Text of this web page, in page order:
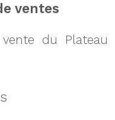
ventes
du Plateau